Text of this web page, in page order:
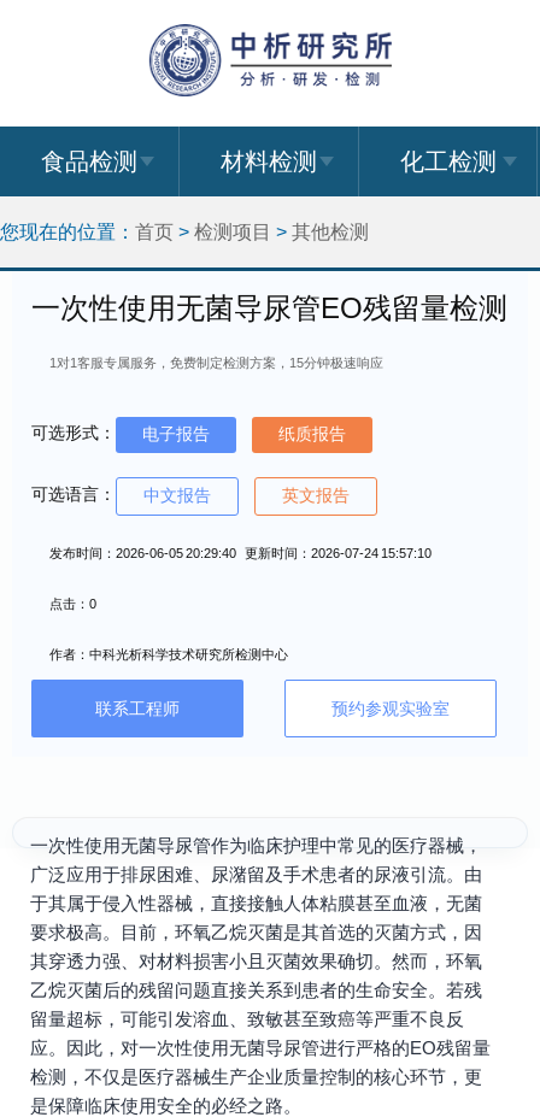
食品检测 材料检测 化工检测
您现在的位置： 首页 > 检测项目 > 其他检测
一次性使用无菌导尿管EO残留量检测
1对1客服专属服务，免费制定检测方案，15分钟极速响应
可选形式： 电子报告 纸质报告
可选语言： 中文报告 英文报告
发布时间：2026-06-05 20:29:40 更新时间：2026-07-24 15:57:10
点击：0
作者：中科光析科学技术研究所检测中心
联系工程师 预约参观实验室
一次性使用无菌导尿管作为临床护理中常见的医疗器械，
广泛应用于排尿困难、尿潴留及手术患者的尿液引流。由
于其属于侵入性器械，直接接触人体粘膜甚至血液，无菌
要求极高。目前，环氧乙烷灭菌是其首选的灭菌方式，因
其穿透力强、对材料损害小且灭菌效果确切。然而，环氧
乙烷灭菌后的残留问题直接关系到患者的生命安全。若残
留量超标，可能引发溶血、致敏甚至致癌等严重不良反
应。因此，对一次性使用无菌导尿管进行严格的EO残留量
检测，不仅是医疗器械生产企业质量控制的核心环节，更
是保障临床使用安全的必经之路。